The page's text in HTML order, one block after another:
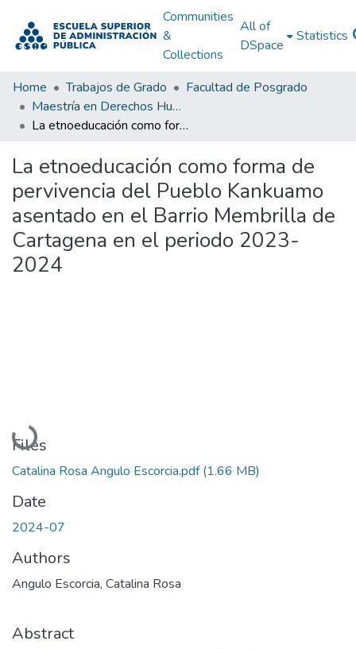
Communities
&
Collections
All of
DSpace
Statistics
Home Trabajos de Grado
Facultad de Posgrado
Maestría en Derechos Humanos, Gestión de la Transición y Posconflicto
La etnoeducación como forma de pervivencia del Pueblo Kankuamo asentado en el Barrio Membrilla de Cartagena en el periodo 2023-2024
La etnoeducación como forma de
pervivencia del Pueblo Kankuamo
asentado en el Barrio Membrilla de
Cartagena en el periodo 2023-
2024
Loading...
Files
Catalina Rosa Angulo Escorcia.pdf(1.66 MB)
Date
2024-07
Authors
Angulo Escorcia, Catalina Rosa
Abstract